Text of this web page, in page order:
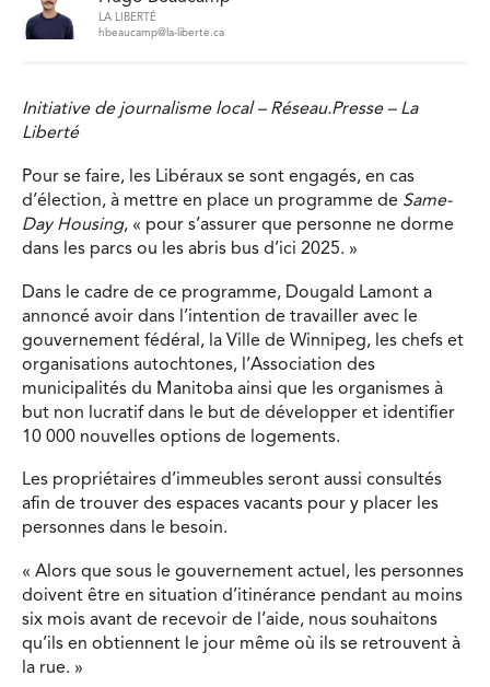
LA LIBERTÉ
hbeaucamp@la-liberte.ca
Initiative de journalisme local – Réseau.Presse – La
Liberté
Pour se faire, les Libéraux se sont engagés, en cas
d’élection, à mettre en place un programme de Same-
Day Housing, « pour s’assurer que personne ne dorme
dans les parcs ou les abris bus d’ici 2025. »
Dans le cadre de ce programme, Dougald Lamont a
annoncé avoir dans l’intention de travailler avec le
gouvernement fédéral, la Ville de Winnipeg, les chefs et
organisations autochtones, l’Association des
municipalités du Manitoba ainsi que les organismes à
but non lucratif dans le but de développer et identifier
10 000 nouvelles options de logements.
Les propriétaires d’immeubles seront aussi consultés
afin de trouver des espaces vacants pour y placer les
personnes dans le besoin.
« Alors que sous le gouvernement actuel, les personnes
doivent être en situation d’itinérance pendant au moins
six mois avant de recevoir de l’aide, nous souhaitons
qu’ils en obtiennent le jour même où ils se retrouvent à
la rue. »